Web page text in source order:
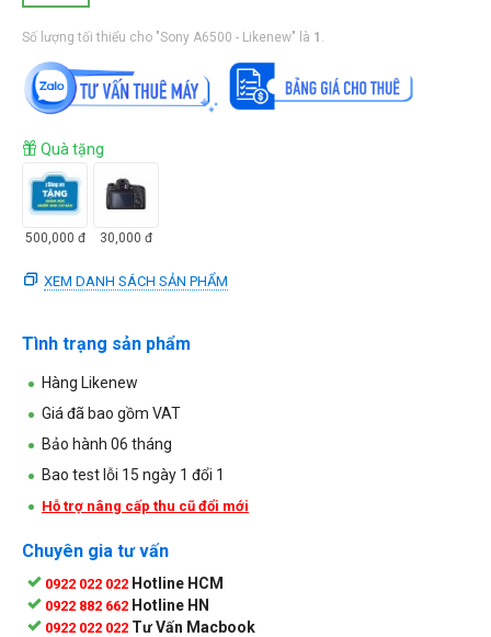
Số lượng tối thiểu cho "Sony A6500 - Likenew" là 1
Quà tặng
500,000 đ 30,000 đ
XEM DANH SÁCH SẢN PHẨM
Tình trạng sản phẩm
Hàng Likenew
Giá đã bao gồm VAT
Bảo hành 06 tháng
Bao test lỗi 15 ngày 1 đổi 1
Hỗ trợ nâng cấp thu cũ đổi mới
Chuyên gia tư vấn
0922 022 022 Hotline HCM
0922 882 662 Hotline HN
0922 022 022 Tư Vấn Macbook